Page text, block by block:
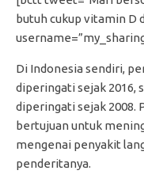
butuh cukup vitamin D
Di Indonesia sendiri,
diperingati sejak 2016,
diperingati sejak 2008.
bertujuan untuk
mengenai penyakit
penderitanya.